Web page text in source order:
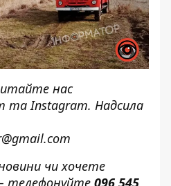
нас
таInstagram. Надсила
чи хочете
телефонуйте 096 545